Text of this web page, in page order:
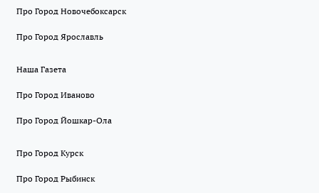
Про Город Новочебоксарск
Про Город Ярославль
Наша Газета
Про Город Иваново
Про Город Йошкар-Ола
Про Город Курск
Про Город Рыбинск